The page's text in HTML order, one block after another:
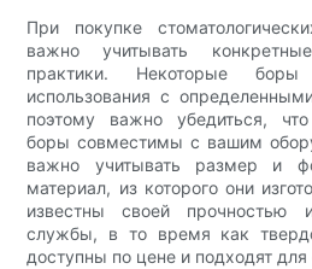
При покупке
важно учитывать
практики. Некоторые боры
использования с
поэтому важно убедиться,
боры совместимы с вашим
важно учитывать размер и
материал, из которого они
известны своей прочностью
службы, в то время как
доступны по цене и подходят